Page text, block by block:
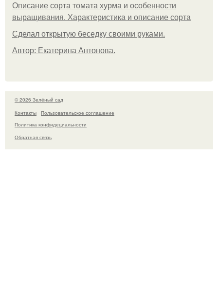
Описание сорта томата хурма и особенности
выращивания. Характеристика и описание сорта
Сделал открытую беседку своими руками.
Автор: Екатерина Антонова.
© 2026 Зелёный сад
Контакты
Пользовательское соглашение
Политика конфидециальности
Обратная связь